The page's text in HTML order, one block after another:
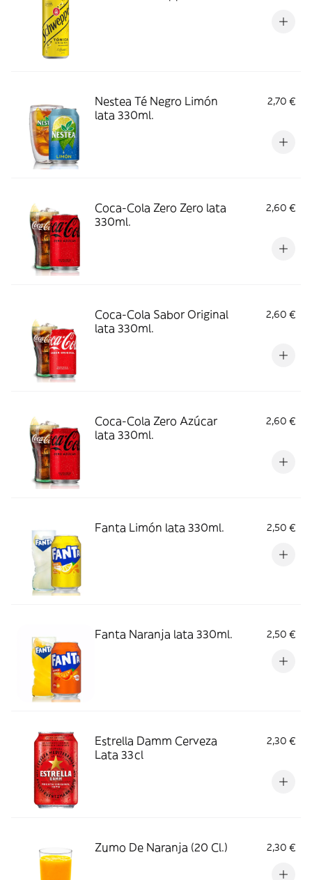
Nestea Té Negro Limón
lata 330ml.
2,70 €
Coca-Cola Zero Zero lata
330ml.
2,60 €
Coca-Cola Sabor Original
lata 330ml.
2,60 €
Coca-Cola Zero Azúcar
lata 330ml.
2,60 €
Fanta Limón lata 330ml. 2,50 €
Fanta Naranja lata 330ml. 2,50 €
Estrella Damm Cerveza
Lata 33cl
2,30 €
Zumo De Naranja (20 Cl.) 2,30 €